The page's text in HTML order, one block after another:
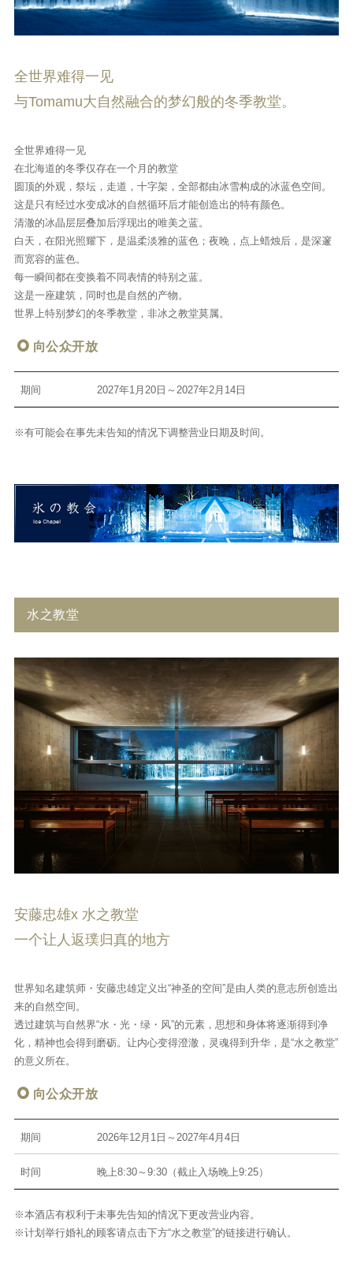
全世界难得一见
与Tomamu大自然融合的梦幻般的冬季教堂。
全世界难得一见
在北海道的冬季仅存在一个月的教堂
圆顶的外观，祭坛，走道，十字架，全部都由冰雪构成的冰蓝色空间。
这是只有经过水变成冰的自然循环后才能创造出的特有颜色。
清澈的冰晶层层叠加后浮现出的唯美之蓝。
白天，在阳光照耀下，是温柔淡雅的蓝色；夜晚，点上蜡烛后，是深邃
而宽容的蓝色。
每一瞬间都在变换着不同表情的特别之蓝。
这是一座建筑，同时也是自然的产物。
世界上特别梦幻的冬季教堂，非冰之教堂莫属。
向公众开放
期间 2027年1月20日～2027年2月14日
※有可能会在事先未告知的情况下调整营业日期及时间。
水之教堂
安藤忠雄x 水之教堂
一个让人返璞归真的地方
世界知名建筑师・安藤忠雄定义出“神圣的空间”是由人类的意志所创造出
来的自然空间。
透过建筑与自然界“水・光・绿・风”的元素，思想和身体将逐渐得到净
化，精神也会得到磨砺。让内心变得澄澈，灵魂得到升华，是“水之教堂”
的意义所在。
向公众开放
期间 2026年12月1日～2027年4月4日
时间 晚上8:30～9:30（截止入场晚上9:25）
※本酒店有权利于未事先告知的情况下更改营业内容。
※计划举行婚礼的顾客请点击下方“水之教堂”的链接进行确认。